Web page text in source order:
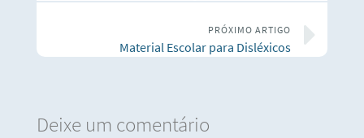
PRÓXIMO ARTIGO
Material Escolar para Disléxicos
Deixe um comentário